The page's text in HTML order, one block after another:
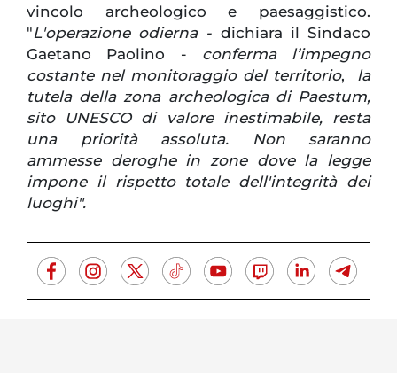
vincolo archeologico e paesaggistico.
"L'operazione odierna - dichiara il Sindaco
Gaetano Paolino - conferma l’impegno
costante nel monitoraggio del territorio, la
tutela della zona archeologica di Paestum,
sito UNESCO di valore inestimabile, resta
una priorità assoluta. Non saranno
ammesse deroghe in zone dove la legge
impone il rispetto totale dell'integrità dei
luoghi".